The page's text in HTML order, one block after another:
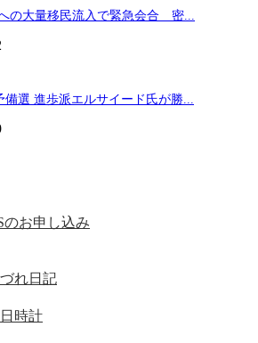
の大量移民流入で緊急会合 密...
選 進歩派エルサイード氏が勝...
のお申し込み
れ日記
時計